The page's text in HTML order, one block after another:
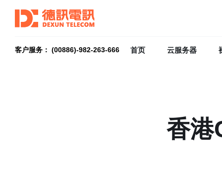
客户服务： (00886)-982-263-666 首页 云服务器
香港